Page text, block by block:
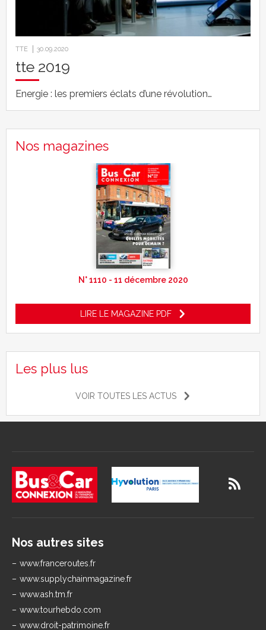
TTE 30.09.2020
tte 2019
Energie : les premiers éclats d’une révolution…
Nos magazines
N° 1110 - 11 décembre 2020
LIRE LE MAGAZINE PDF
Les plus lus
VOIR TOUTES LES ACTUS
Nos autres sites
www.franceroutes.fr
www.supplychainmagazine.fr
www.ash.tm.fr
www.tourhebdo.com
www.droit-patrimoine.fr